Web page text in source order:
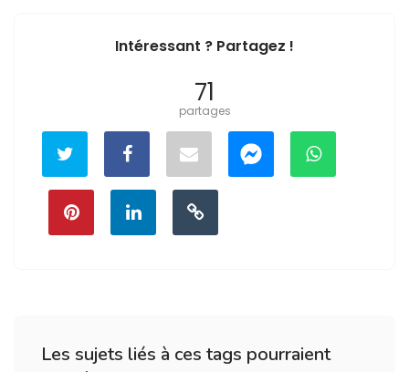
Intéressant ? Partagez !
71
partages
Les sujets liés à ces tags pourraient